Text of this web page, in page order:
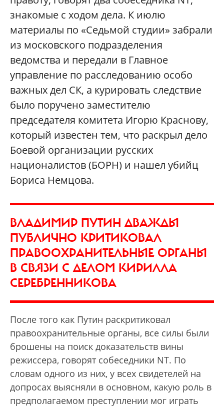
знакомые с ходом дела. К июлю
материалы по «Седьмой студии» забрали
из московского подразделения
ведомства и передали в Главное
управление по расследованию особо
важных дел СК, а курировать следствие
было поручено заместителю
председателя комитета Игорю Краснову,
который известен тем, что раскрыл дело
Боевой организации русских
националистов (БОРН) и нашел убийц
Бориса Немцова.
ВЛАДИМИР ПУТИН ДВАЖДЫ
ПУБЛИЧНО КРИТИКОВАЛ
ПРАВООХРАНИТЕЛЬНЫЕ ОРГАНЫ
В СВЯЗИ С ДЕЛОМ КИРИЛЛА
СЕРЕБРЕННИКОВА
После того как Путин раскритиковал
правоохранительные органы, все силы были
брошены на поиск доказательств вины
режиссера, говорят собеседники NT. По
словам одного из них, у всех свидетелей на
допросах выясняли в основном, какую роль в
предполагаемом преступлении мог играть